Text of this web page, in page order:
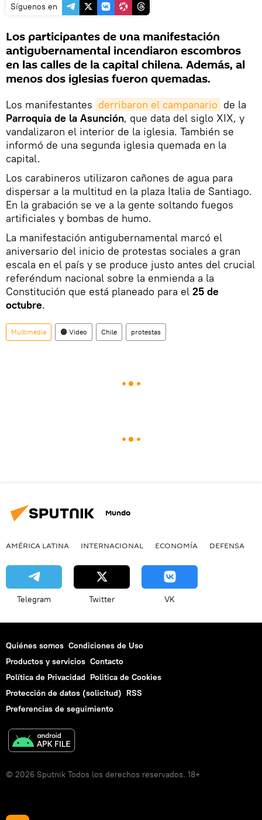
Síguenos en
Los participantes de una manifestación
antigubernamental incendiaron escombros
en las calles de la capital chilena. Además, al
menos dos iglesias fueron quemadas.
Los manifestantes derribaron el campanario de la
Parroquia de la Asunción, que data del siglo XIX, y
vandalizaron el interior de la iglesia. También se
informó de una segunda iglesia quemada en la
capital.
Los carabineros utilizaron cañones de agua para
dispersar a la multitud en la plaza Italia de Santiago.
En la grabación se ve a la gente soltando fuegos
artificiales y bombas de humo.
La manifestación antigubernamental marcó el
aniversario del inicio de protestas sociales a gran
escala en el país y se produce justo antes del crucial
referéndum nacional sobre la enmienda a la
Constitución que está planeado para el 25 de
octubre.
Multimedia 🟠 Video Chile protestas
Mundo
AMÉRICA LATINA INTERNACIONAL ECONOMÍA DEFENSA
Telegram Twitter VK
Quiénes somos Condiciones de Uso
Productos y servicios Contacto
Política de Privacidad Politica de Cookies
Protección de datos (solicitud) RSS
Preferencias de seguimiento
© 2026 Sputnik Todos los derechos reservados. 18+